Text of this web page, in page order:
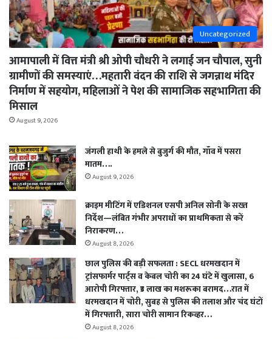
Uncategorized
आमापाली में वित्त मंत्री श्री ओपी चौधरी ने लगाई जन चौपाल, सुनी
ग्रामीणों की समस्याएं…महतारी वंदन की राशि से जगन्नाथ मंदिर
निर्माण में सहयोग, महिलाओं ने पेश की सामाजिक सहभागिता की
मिसाल
August 9, 2026
जंगली हाथी के हमले से बुजुर्ग की मौत, गाँव में पसरा
मातम….
August 9, 2026
क्राइम मीटिंग में एडिशनल एसपी अनिल सोनी के सख्त
निर्देश—लंबित गंभीर अपराधों का प्राथमिकता से करें
निराकरण…
August 8, 2026
छाल पुलिस की बड़ी सफलता : SECL धरमखदान में
ट्रांसफार्मर पार्ट्स व केबल चोरी का 24 घंटे में खुलासा, 6
आरोपी गिरफ्तार, ₹3 लाख का मशरूका बरामद…रात में
धरमखदान में चोरी, सुबह से पुलिस की तलाश और चंद घंटों
में गिरफ्तारी, सारा चोरी सामान रिकव्हर…
August 8, 2026